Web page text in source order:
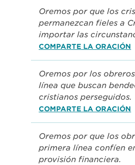
Oremos por que los
permanezcan fieles a
importar las
COMPARTE LA ORACIÓN
Oremos por los
línea que buscan
cristianos perseguidos.
COMPARTE LA ORACIÓN
Oremos por que los
primera línea confíen
provisión financiera.